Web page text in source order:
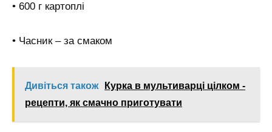
• 600 г картоплі
• Часник – за смаком
Дивіться також
Курка в мультиварці цілком -
рецепти, як смачно приготувати